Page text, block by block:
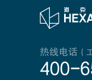
热线电话 （
400-